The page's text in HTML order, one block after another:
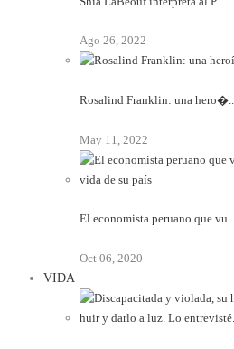
Ago 26, 2022
Rosalind Franklin: una hero�..
May 11, 2022
El economista peruano que vu..
Oct 06, 2020
VIDA